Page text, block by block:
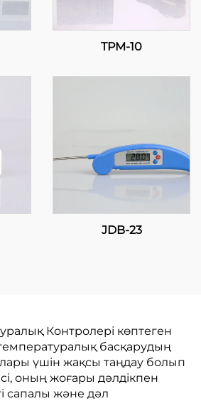
TPM-10
JDB-23
Контролері көптеген
басқарудың
үшін жақсы таңдау болып
оның жоғары дәлдікпен
сапалы және дәл